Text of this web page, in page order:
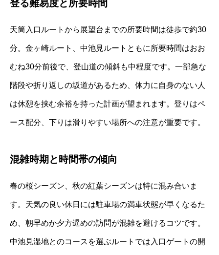
登る難易度と所要時間
天筒入口ルートから展望台までの所要時間は徒歩で約30
分。金ヶ崎ルート、中池見ルートともに所要時間はおお
むね30分前後で、登山道の傾斜も中程度です。一部急な
階段や折り返しの坂道があるため、体力に自身のない人
は休憩を挟む余裕を持った計画が望まれます。登りはペ
ース配分、下りは滑りやすい場所への注意が重要です。
混雑時期と時間帯の傾向
春の桜シーズン、秋の紅葉シーズンは特に混み合いま
す。天気の良い休日には駐車場の満車状態が早くなるた
め、朝早めか夕方遅めの訪問が混雑を避けるコツです。
中池見湿地とのコースを選ぶルートでは入口ゲートの開